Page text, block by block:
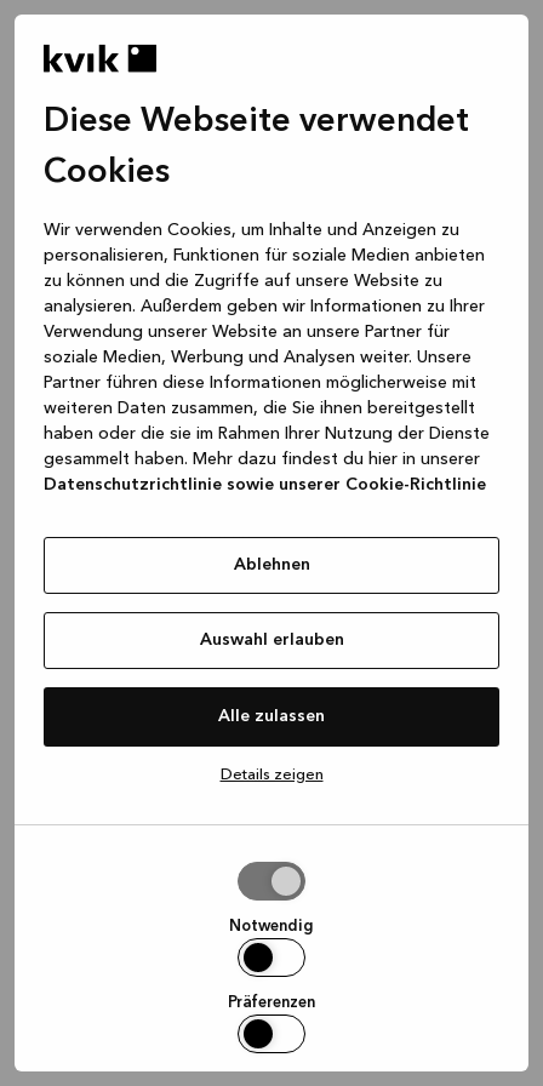
Diese Webseite verwendet
Cookies
Wir verwenden Cookies, um Inhalte und Anzeigen zu
personalisieren, Funktionen für soziale Medien anbieten
zu können und die Zugriffe auf unsere Website zu
analysieren. Außerdem geben wir Informationen zu Ihrer
Verwendung unserer Website an unsere Partner für
soziale Medien, Werbung und Analysen weiter. Unsere
Partner führen diese Informationen möglicherweise mit
weiteren Daten zusammen, die Sie ihnen bereitgestellt
haben oder die sie im Rahmen Ihrer Nutzung der Dienste
gesammelt haben. Mehr dazu findest du hier in unserer
Datenschutzrichtlinie sowie unserer Cookie-Richtlinie
Ablehnen
Auswahl erlauben
Alle zulassen
Details zeigen
Notwendig
Präferenzen
loadingwww.kvik.de (see the browser console for more
information)